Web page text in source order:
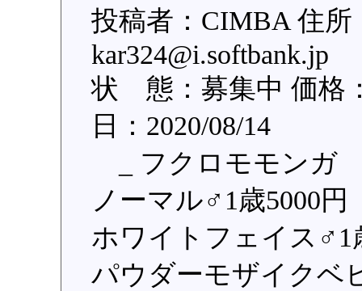
投稿者：CIMBA 住
状 態：募集中 価格
日：2020/08/14
_ フクロモモンガ
ノーマル♂1歳5000円
ホワイトフェイス♂1
パウダーモザイクベ